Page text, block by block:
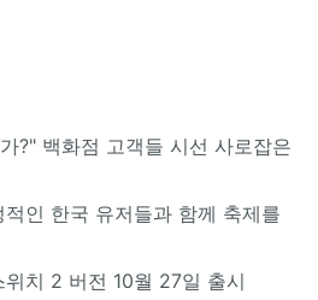
?" 백화점 고객들 시선 사로잡은
인 한국 유저들과 함께 축제를
치 2 버전 10월 27일 출시